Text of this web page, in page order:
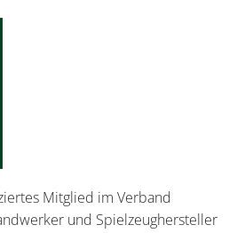
Mitglied im Verband
und Spielzeughersteller